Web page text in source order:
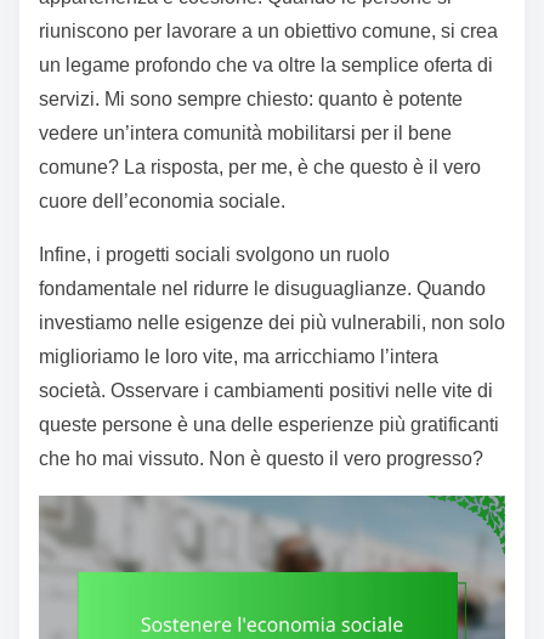
riuniscono per lavorare a un obiettivo comune, si crea
un legame profondo che va oltre la semplice oferta di
servizi. Mi sono sempre chiesto: quanto è potente
vedere un’intera comunità mobilitarsi per il bene
comune? La risposta, per me, è che questo è il vero
cuore dell’economia sociale.
Infine, i progetti sociali svolgono un ruolo
fondamentale nel ridurre le disuguaglianze. Quando
investiamo nelle esigenze dei più vulnerabili, non solo
miglioriamo le loro vite, ma arricchiamo l’intera
società. Osservare i cambiamenti positivi nelle vite di
queste persone è una delle esperienze più gratificanti
che ho mai vissuto. Non è questo il vero progresso?